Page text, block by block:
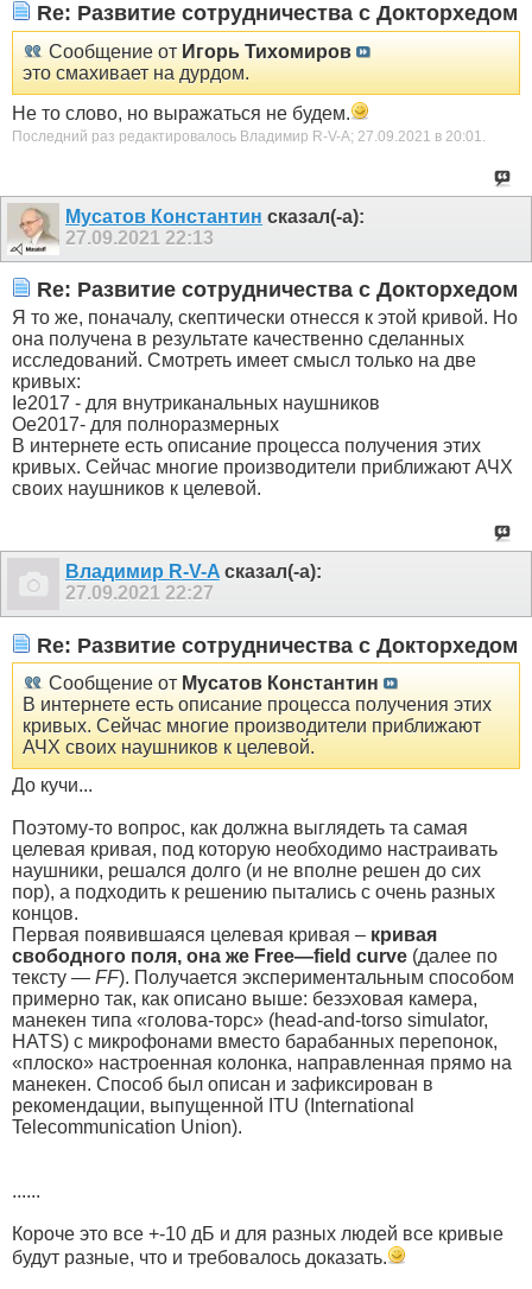
Re: Развитие сотрудничества с Докторхедом
Сообщение от Игорь Тихомиров
это смахивает на дурдом.
Не то слово, но выражаться не будем.
Последний раз редактировалось Владимир R-V-A; 27.09.2021 в 20:01.
Мусатов Константин сказал(-а):
27.09.2021 22:13
Re: Развитие сотрудничества с Докторхедом
Я то же, поначалу, скептически отнесся к этой кривой. Но
она получена в результате качественно сделанных
исследований. Смотреть имеет смысл только на две
кривых:
Ie2017 - для внутриканальных наушников
Oe2017- для полноразмерных
В интернете есть описание процесса получения этих
кривых. Сейчас многие производители приближают АЧХ
своих наушников к целевой.
Владимир R-V-A сказал(-а):
27.09.2021 22:27
Re: Развитие сотрудничества с Докторхедом
Сообщение от Мусатов Константин
В интернете есть описание процесса получения этих
кривых. Сейчас многие производители приближают
АЧХ своих наушников к целевой.
До кучи...
Поэтому-то вопрос, как должна выглядеть та самая
целевая кривая, под которую необходимо настраивать
наушники, решался долго (и не вполне решен до сих
пор), а подходить к решению пытались с очень разных
концов.
Первая появившаяся целевая кривая – кривая
свободного поля, она же Free—field curve (далее по
тексту — FF). Получается экспериментальным способом
примерно так, как описано выше: безэховая камера,
манекен типа «голова-торс» (head-and-torso simulator,
HATS) с микрофонами вместо барабанных перепонок,
«плоско» настроенная колонка, направленная прямо на
манекен. Способ был описан и зафиксирован в
рекомендации, выпущенной ITU (International
Telecommunication Union).
......
Короче это все +-10 дБ и для разных людей все кривые
будут разные, что и требовалось доказать.